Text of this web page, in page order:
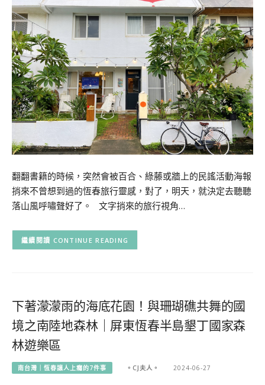
翻翻書籍的時候，突然會被百合、綠藤或牆上的民謠活動海報
捎來不曾想到過的恆春旅行靈感，對了，明天，就決定去聽聽
落山風呼嘯聲好了。 文字捎來的旅行視角…
CONTINUE READING
下著濛濛雨的海底花園！與珊瑚礁共舞的國
境之南陸地森林｜屏東恆春半島墾丁國家森
林遊樂區
南台灣｜恆春讓人上癮的7件事 。CJ夫人。 2024-06-27